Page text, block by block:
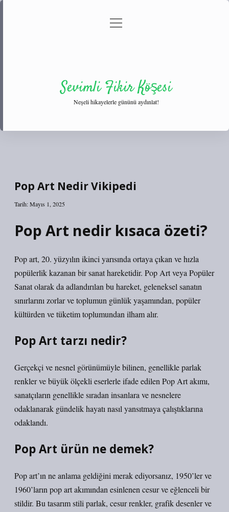
Gizlilik Politikası
menüyü
Sevimli Fikir Köşesi
Neşeli hikayelerle gününü aydınlat!
Pop Art Nedir Vikipedi
Tarih: Mayıs 1, 2025
Pop Art nedir kısaca özeti?
Pop art, 20. yüzyılın ikinci yarısında ortaya çıkan ve hızla
popülerlik kazanan bir sanat hareketidir. Pop Art veya Popüler
Sanat olarak da adlandırılan bu hareket, geleneksel sanatın
sınırlarını zorlar ve toplumun günlük yaşamından, popüler
kültürden ve tüketim toplumundan ilham alır.
Pop Art tarzı nedir?
Gerçekçi ve nesnel görünümüyle bilinen, genellikle parlak
renkler ve büyük ölçekli eserlerle ifade edilen Pop Art akımı,
sanatçıların genellikle sıradan insanlara ve nesnelere
odaklanarak gündelik hayatı nasıl yansıtmaya çalıştıklarına
odaklandı.
Pop Art ürün ne demek?
Pop art’ın ne anlama geldiğini merak ediyorsanız, 1950’ler ve
1960’ların pop art akımından esinlenen cesur ve eğlenceli bir
stildir. Bu tasarım stili parlak, cesur renkler, grafik desenler ve